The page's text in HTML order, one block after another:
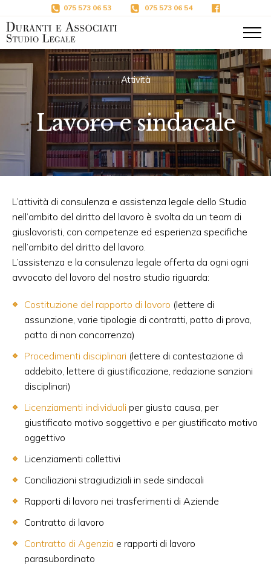
Salta al contenuto principale
Attività
Lavoro e sindacale
L’attività di consulenza e assistenza legale dello Studio
nell’ambito del diritto del lavoro è svolta da un team di
giuslavoristi, con competenze ed esperienza specifiche
nell’ambito del diritto del lavoro.
L’assistenza e la consulenza legale offerta da ogni ogni
avvocato del lavoro del nostro studio riguarda:
Costituzione del rapporto di lavoro (lettere di
assunzione, varie tipologie di contratti, patto di prova,
patto di non concorrenza)
Procedimenti disciplinari (lettere di contestazione di
addebito, lettere di giustificazione, redazione sanzioni
disciplinari)
Licenziamenti individuali per giusta causa, per
giustificato motivo soggettivo e per giustificato motivo
oggettivo
Licenziamenti collettivi
Conciliazioni stragiudiziali in sede sindacali
Rapporti di lavoro nei trasferimenti di Aziende
Contratto di lavoro
Contratto di Agenzia e rapporti di lavoro
parasubordinato
075 573 06 53 075 573 06 54